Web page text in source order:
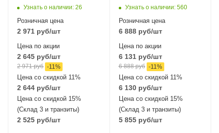
Узнать о наличии: 26
Розничная цена
2 971 руб/шт
Цена по акции
2 645 руб/шт
2 971руб -11 %
Цена со скидкой 11%
2 644 руб/шт
Цена со скидкой 15%
(Склад 3 и транзиты)
2 525 руб/шт
Узнать о наличии: 560
Розничная цена
6 888руб/шт
Цена по акции
6 131руб/шт
6 888руб -11 %
Цена со скидкой 11%
6 130руб/шт
Цена со скидкой 15%
(Склад 3 и транзиты)
5 855руб/шт